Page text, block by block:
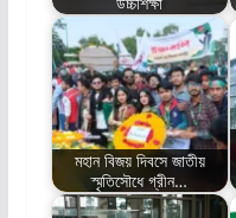
মহান বিজয় দিবসে জাতীয়
স্মৃতিসৌধে গ্রীন…